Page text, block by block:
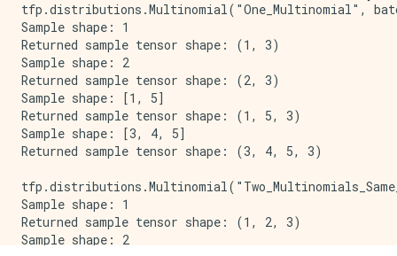
tfp.distributions.Multinomial("One_Multinomial",
Sample shape: 1
Returned sample tensor shape: (1, 3)
Sample shape: 2
Returned sample tensor shape: (2, 3)
Sample shape: [1, 5]
Returned sample tensor shape: (1, 5, 3)
Sample shape: [3, 4, 5]
Returned sample tensor shape: (3, 4, 5, 3)
Sample shape: 1
Returned sample tensor shape: (1, 2, 3)
Sample shape: 2